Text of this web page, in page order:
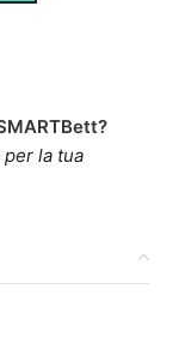
per la tua